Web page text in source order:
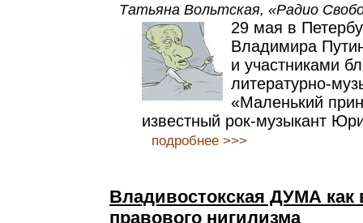
Татьяна Вольтская, «Радио
29 мая в
Владимира
и участниками
литературно-
«Маленький
известный рок-музыкант
подробнее >>>
Владивостокская ДУМА
правового нигилизма